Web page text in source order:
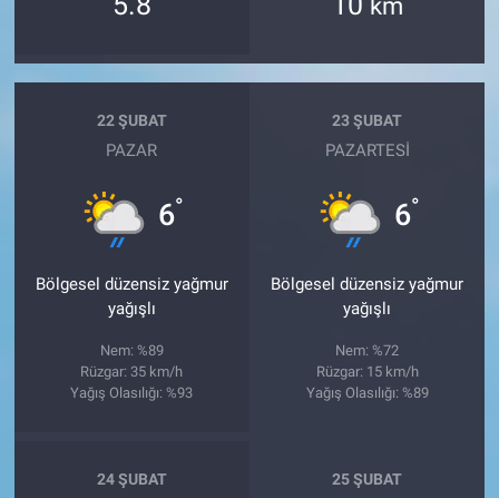
km
22 ŞUBAT
PAZAR
6°
Bölgesel düzensiz yağmur
yağışlı
Nem: %89
Rüzgar: 35 km/h
Yağış Olasılığı: %93
23 ŞUBAT
PAZARTESI
6°
Bölgesel düzensiz yağmur
yağışlı
Nem: %72
Rüzgar: 15 km/h
Yağış Olasılığı: %89
24 ŞUBAT 25 ŞUBAT